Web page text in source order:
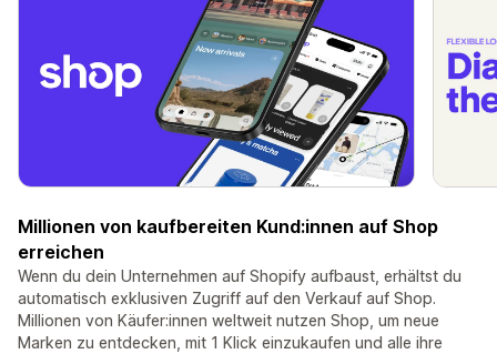
Millionen von kaufbereiten Kund:innen auf Shop
erreichen
Wenn du dein Unternehmen auf Shopify aufbaust, erhältst du
automatisch exklusiven Zugriff auf den Verkauf auf Shop.
Millionen von Käufer:innen weltweit nutzen Shop, um neue
Marken zu entdecken, mit 1 Klick einzukaufen und alle ihre